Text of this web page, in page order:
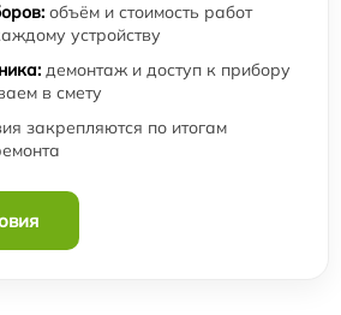
объём и стоимость работ
устройству
демонтаж и доступ к прибору
в смету
закрепляются по итогам